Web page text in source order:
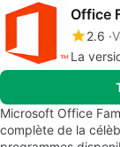
Office
2.6
La
Microsoft Office
complète de la